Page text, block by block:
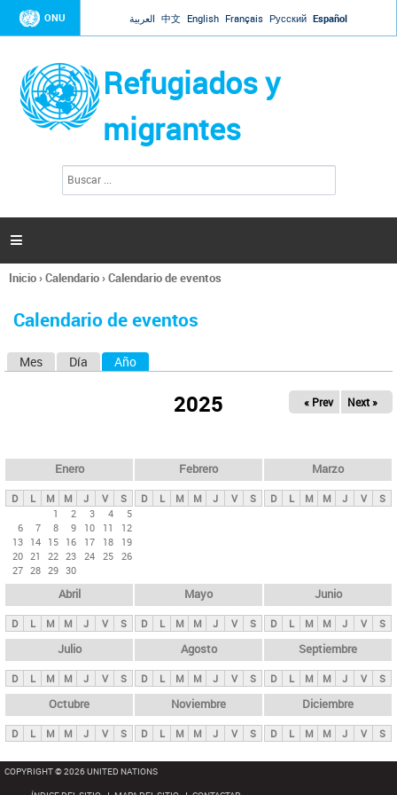
Jump to navigation
ONU العربية 中文 English Français Русский Español
Refugiados y
migrantes
l
d
s

Se
usted
Inicio›Calendario›Calendario de eventos
Calendario de eventos
s
p
n
i
p
a
l
s
Mes Día Año
2025 « Prev Next »
Enero
D L M M J V
S
1
2 3 4
5
6
7 8 9 10 11
12
13 14 15 16 17 18
19
20 21 22 23 24 25 26
27 28 29 30
Febrero
D L M M J V S
Marzo
D L M M J V S
Abril
D L M M J V S
Mayo
D L M M J V S
Junio
D L M M J V S
Julio
D L M M J V S
Agosto
D L M M J V S
Septiembre
D L M M J V S
Octubre
D L M M J V S
Noviembre
D L M M J V S
Diciembre
D L M M J V S
COPYRIGHT © 2026 UNITED NATIONS